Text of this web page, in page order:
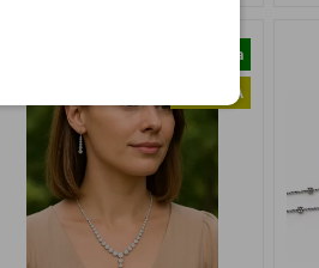
Doprava zdarma
NOVINKA